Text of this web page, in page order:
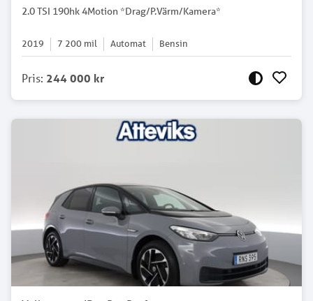
2.0 TSI 190hk 4Motion *Drag/P.Värm/Kamera*
2019 7 200 mil Automat Bensin
Pris: 244 000 kr